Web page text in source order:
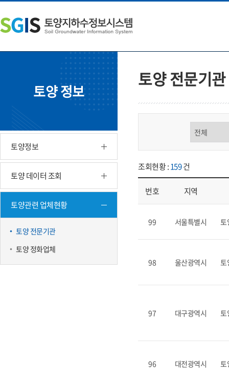
문
내
용
쪽
메
뉴
단
주
소
토양 정보
토양정보
토양 데이터 조회
토양관련 업체현황
토양 전문기관
토양 정화업체
토양 전문기관
조회현황 :159건
번호 지역
99 서울특별시 토
98 울산광역시 토
97 대구광역시 토
96 대전광역시 토